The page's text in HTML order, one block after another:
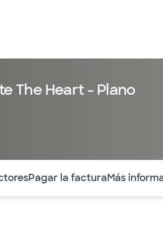
The Heart - Plano
Pagar la facturaMás